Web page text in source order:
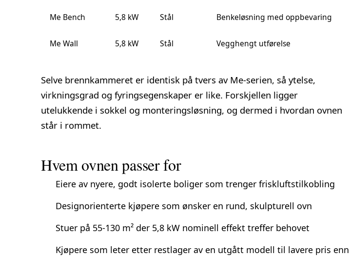
Me Bench 5,8 kW Stål Benkeløsning med oppbevaring
Me Wall 5,8 kW Stål Vegghengt utførelse
Selve brennkammeret er identisk på tvers av Me-serien, så ytelse,
virkningsgrad og fyringsegenskaper er like. Forskjellen ligger
utelukkende i sokkel og monteringsløsning, og dermed i hvordan ovnen
står i rommet.
Hvem ovnen passer for
Eiere av nyere, godt isolerte boliger som trenger friskluftstilkobling
Designorienterte kjøpere som ønsker en rund, skulpturell ovn
Stuer på 55-130 m² der 5,8 kW nominell effekt treffer behovet
Kjøpere som leter etter restlager av en utgått modell til lavere pris enn